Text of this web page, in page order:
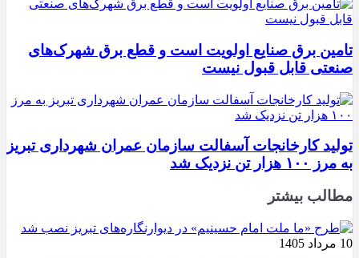
تامین برق صنایع اولویت است و قطع برق شهرک‌های
صنعتی قابل قبول نیست
تولید کارخانجات آسفالت سازمان عمران شهرداری تبریز
به مرز ۱۰۰ هزار تن نزدیک شد
مطالب بیشتر
10 مرداد 1405